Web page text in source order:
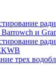
и
трех